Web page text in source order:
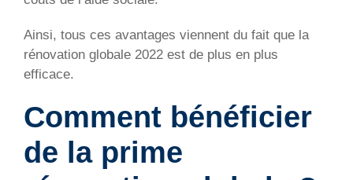
Ainsi, tous ces avantages viennent du fait que la
rénovation globale 2022 est de plus en plus
efficace.
Comment bénéficier
de la prime